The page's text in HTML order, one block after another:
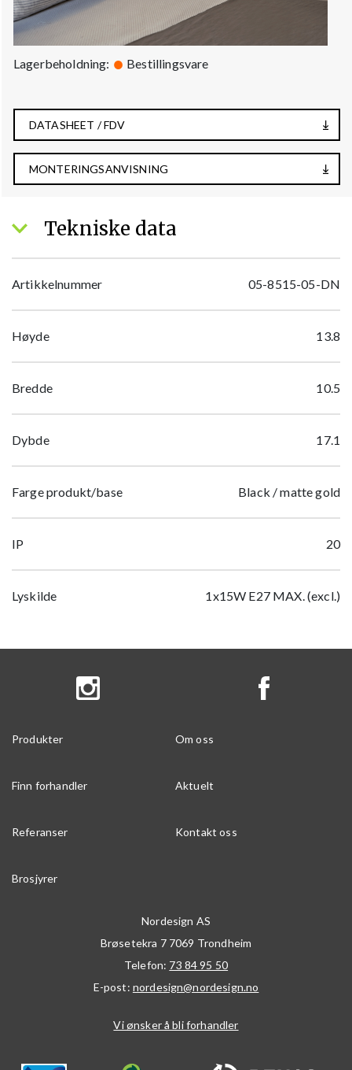
Lagerbeholdning: Bestillingsvare
DATASHEET / FDV
MONTERINGSANVISNING
Tekniske data
Artikkelnummer 05-8515-05-DN
Høyde 13.8
Bredde 10.5
Dybde 17.1
Farge produkt/base Black / matte gold
IP 20
Lyskilde 1x15W E27 MAX. (excl.)
Produkter Om oss
Finn forhandler Aktuelt
Referanser Kontakt oss
Brosjyrer
Nordesign AS
Brøsetekra 7 7069 Trondheim
Telefon: 73 84 95 50
E-post: nordesign@nordesign.no
Vi ønsker å bli forhandler